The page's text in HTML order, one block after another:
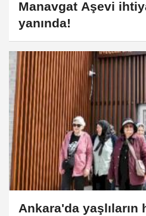
Manavgat Aşevi
yanında!
Ankara'da yaşlıların